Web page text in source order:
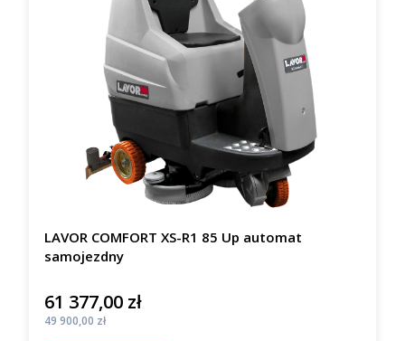
LAVOR COMFORT XS-R1 85 Up automat
samojezdny
Cena
61 377,00 zł
Cena
49 900,00 zł